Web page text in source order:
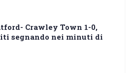
Crawley Town 1-0,
segnando nei minuti di